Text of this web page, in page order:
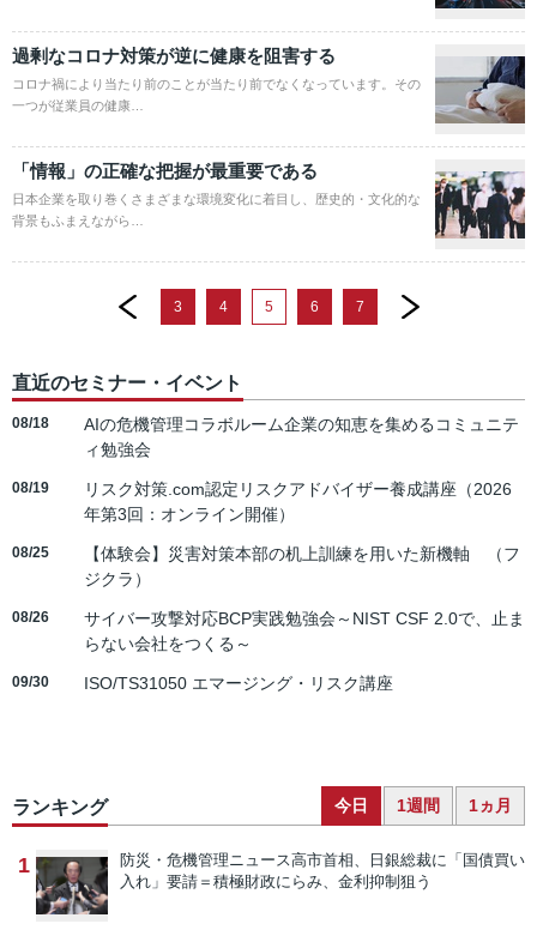
過剰なコロナ対策が逆に健康を阻害する
コロナ禍により当たり前のことが当たり前でなくなっています。その
一つが従業員の健康…
「情報」の正確な把握が最重要である
日本企業を取り巻くさまざまな環境変化に着目し、歴史的・文化的な
背景もふまえながら…
prev
3 4 5 6 7
next
直近のセミナー・イベント
08/18
AIの危機管理コラボルーム企業の知恵を集めるコミュニテ
ィ勉強会
08/19
リスク対策.com認定リスクアドバイザー養成講座（2026
年第3回：オンライン開催）
08/25
【体験会】災害対策本部の机上訓練を用いた新機軸 （フ
ジクラ）
08/26
サイバー攻撃対応BCP実践勉強会～NIST CSF 2.0で、止ま
らない会社をつくる～
09/30 ISO/TS31050 エマージング・リスク講座
ランキング 今日 1週間 1ヵ月
1 防災・危機管理ニュース高市首相、日銀総裁に「国債買い
入れ」要請＝積極財政にらみ、金利抑制狙う